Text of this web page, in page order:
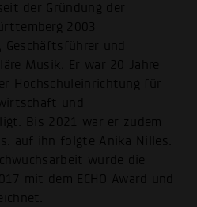
der Gründung der
2003
und
Musik. Er war 20 Jahre
Hochschuleinrichtung für
und
Bis 2021 war er zudem
auf ihn folgte Anika Nilles.
wurde die
mit dem ECHO Award und